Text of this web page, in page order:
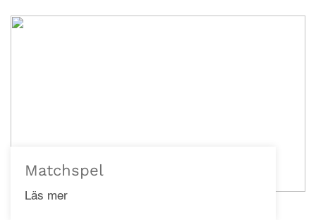
Matchspel
Läs mer